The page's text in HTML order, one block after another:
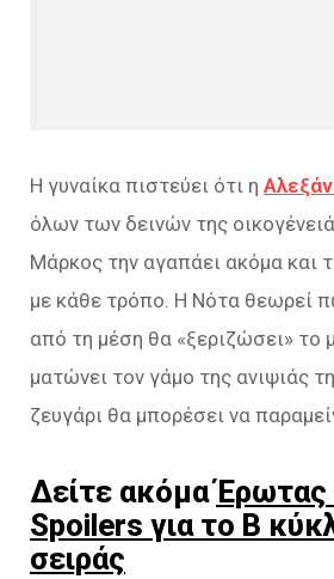
Η γυναίκα πιστεύει ότι η
όλων των δεινών της
Μάρκος την αγαπάει ακόμα και
με κάθε τρόπο. Η Νότα θεωρεί
από τη μέση θα «ξεριζώσει» το
ματώνει τον γάμο της ανιψιάς
ζευγάρι θα μπορέσει να
Δείτε ακόμαΈρωτας
Spoilers για το Β
σειράς